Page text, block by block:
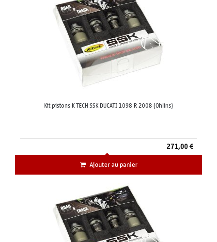
Kit pistons K-TECH SSK DUCATI 1098 R 2008 (Ohlins)
271,00 €
Ajouter au panier